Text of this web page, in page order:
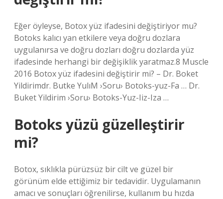
Eğer öyleyse, Botox yüz ifadesini değiştiriyor mu?
Botoks kalıcı yan etkilere veya doğru dozlara
uygulanırsa ve doğru dozları doğru dozlarda yüz
ifadesinde herhangi bir değişiklik yaratmaz.8 Muscle
2016 Botox yüz ifadesini değiştirir mi? – Dr. Boket
Yildirimdr. Butke YulıM ›Soru› Botoks-yuz-Fa … Dr.
Buket Yildirim ›Soru› Botoks-Yuz-Iiz-Iza …
Botoks yüzü güzelleştirir
mi?
Botox, sıklıkla pürüzsüz bir cilt ve güzel bir
görünüm elde ettiğimiz bir tedavidir. Uygulamanın
amacı ve sonuçları öğrenilirse, kullanım bu hızda